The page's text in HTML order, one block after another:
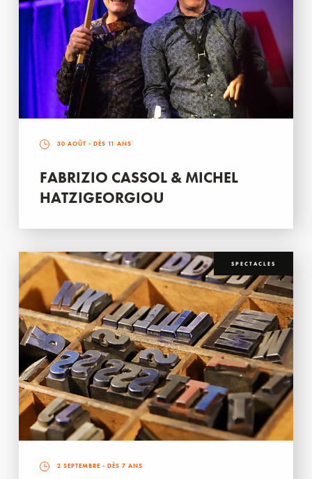
30 AOÛT - DÈS 11 ANS
FABRIZIO CASSOL & MICHEL
HATZIGEORGIOU
SPECTACLES
2 SEPTEMBRE - DÈS 7 ANS